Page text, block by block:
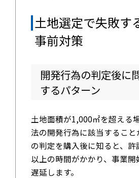
土地選定で失敗す
事前対策
開発行為の判定後に
するパターン
土地面積が1,000㎡を超える
法の開発行為に該当すること
の判定を購入後に知ると、
以上の時間がかかり、事業開
遅延します。